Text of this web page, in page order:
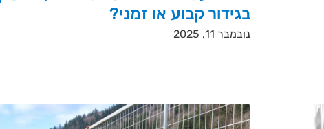
בגידור קבוע או זמני?
נובמבר 11, 2025